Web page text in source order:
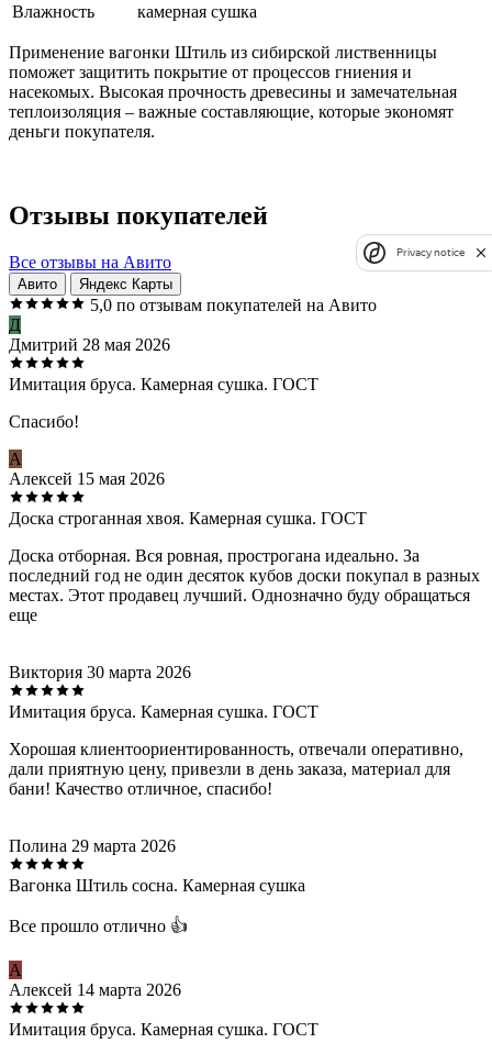
Влажность
камерная сушка
Применение вагонки Штиль из сибирской лиственницы
поможет защитить покрытие от процессов гниения и
насекомых. Высокая прочность древесины и замечательная
теплоизоляция – важные составляющие, которые экономят
деньги покупателя.
Отзывы покупателей
Все отзывы на Авито
Авито Яндекс Карты
5,0 по отзывам покупателей на Авито
Д
Дмитрий 28 мая 2026
Имитация бруса. Камерная сушка. ГОСТ
Спасибо!
А
Алексей 15 мая 2026
Доска строганная хвоя. Камерная сушка. ГОСТ
Доска отборная. Вся ровная, прострогана идеально. За
последний год не один десяток кубов доски покупал в разных
местах. Этот продавец лучший. Однозначно буду обращаться
еще
Виктория 30 марта 2026
Имитация бруса. Камерная сушка. ГОСТ
Хорошая клиентоориентированность, отвечали оперативно,
дали приятную цену, привезли в день заказа, материал для
бани! Качество отличное, спасибо!
Полина 29 марта 2026
Вагонка Штиль сосна. Камерная сушка
Все прошло отлично 👍
А
Алексей 14 марта 2026
Имитация бруса. Камерная сушка. ГОСТ
Privacy notice